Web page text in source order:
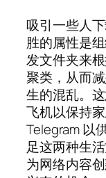
吸引一些人
胜的属性是
发文件夹来
聚类，从而
生的混乱。
飞机以保持
Telegram 以
足这两种生
为网络内容